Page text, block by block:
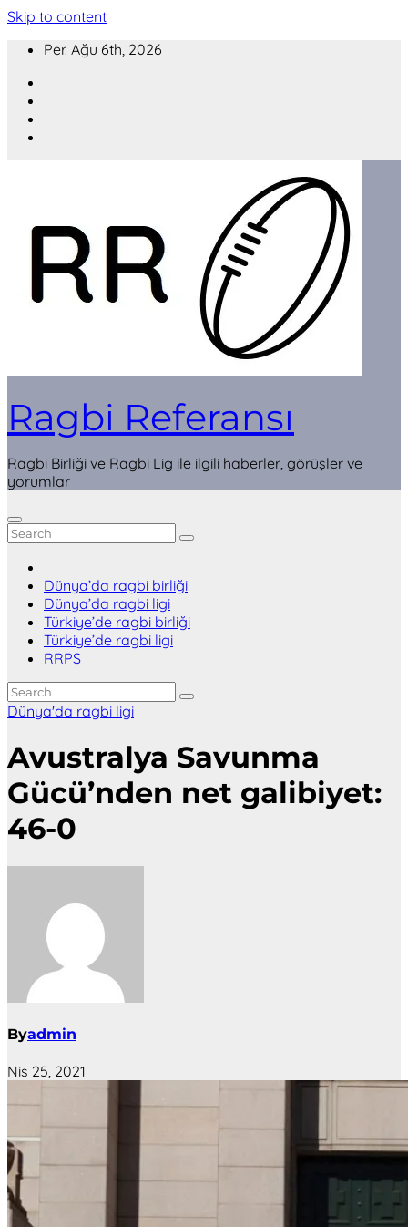
Skip to content
Per. Ağu 6th, 2026
Ragbi Referansı
Ragbi Birliği ve Ragbi Lig ile ilgili haberler, görüşler ve
yorumlar
Dünya’da ragbi birliği
Dünya’da ragbi ligi
Türkiye’de ragbi birliği
Türkiye’de ragbi ligi
RRPS
Dünya'da ragbi ligi
Avustralya Savunma
Gücü’nden net galibiyet:
46-0
Byadmin
Nis 25, 2021